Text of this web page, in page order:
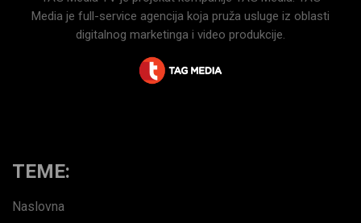
Media je full-service agencija koja pruža usluge iz oblasti
digitalnog marketinga i video produkcije.
TEME:
Naslovna